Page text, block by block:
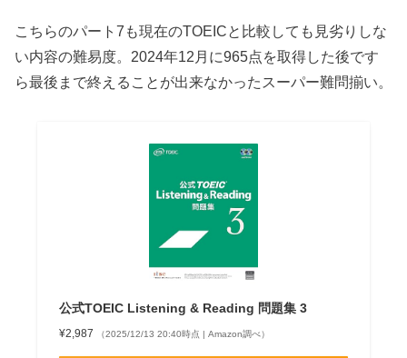
こちらのパート7も現在のTOEICと比較しても見劣りしな
い内容の難易度。2024年12月に965点を取得した後です
ら最後まで終えることが出来なかったスーパー難問揃い。
公式TOEIC Listening & Reading 問題集 3
¥2,987 （2025/12/13 20:40時点 | Amazon調べ）